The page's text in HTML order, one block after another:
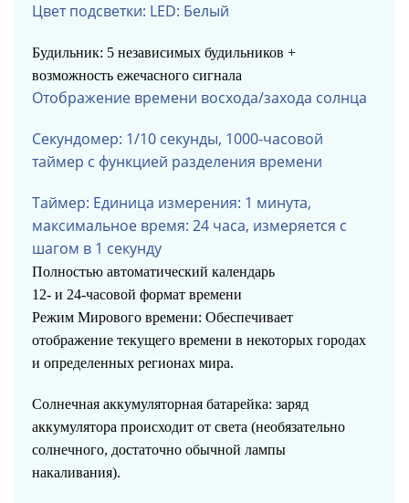
Цвет подсветки: LED: Белый
Будильник: 5 независимых будильников +
возможность ежечасного сигнала
Отображение времени восхода/захода солнца
Секундомер: 1/10 секунды, 1000-часовой
таймер с функцией разделения времени
Таймер: Единица измерения: 1 минута,
максимальное время: 24 часа, измеряется с
шагом в 1 секунду
Полностью автоматический календарь
12- и 24-часовой формат времени
Режим Мирового времени: Обеспечивает
отображение текущего времени в некоторых городах
и определенных регионах мира.
Солнечная аккумуляторная батарейка: заряд
аккумулятора происходит от света (необязательно
солнечного, достаточно обычной лампы
накаливания).